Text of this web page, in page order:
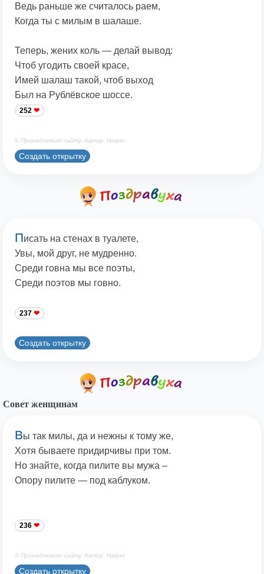
Ведь раньше же считалось раем,
Когда ты с милым в шалаше.
Теперь, жених коль — делай вывод:
Чтоб угодить своей красе,
Имей шалаш такой, чтоб выход
Был на Рублёвское шоссе.
252
© Принадлежит сайту. Автор: Harper
Создать открытку
Писать на стенах в туалете,
Увы, мой друг, не мудренно.
Среди говна мы все поэты,
Среди поэтов мы говно.
237
Создать открытку
Совет женщинам
Вы так милы, да и нежны к тому же,
Хотя бываете придирчивы при том.
Но знайте, когда пилите вы мужа –
Опору пилите — под каблуком.
236
© Принадлежит сайту. Автор: Harper
Создать открытку